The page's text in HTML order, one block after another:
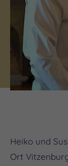
Heiko und
Ort